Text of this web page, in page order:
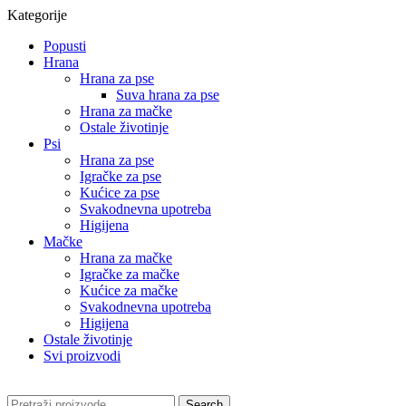
Kategorije
Popusti
Hrana
Hrana za pse
Suva hrana za pse
Hrana za mačke
Ostale životinje
Psi
Hrana za pse
Igračke za pse
Kućice za pse
Svakodnevna upotreba
Higijena
Mačke
Hrana za mačke
Igračke za mačke
Kućice za mačke
Svakodnevna upotreba
Higijena
Ostale životinje
Svi proizvodi